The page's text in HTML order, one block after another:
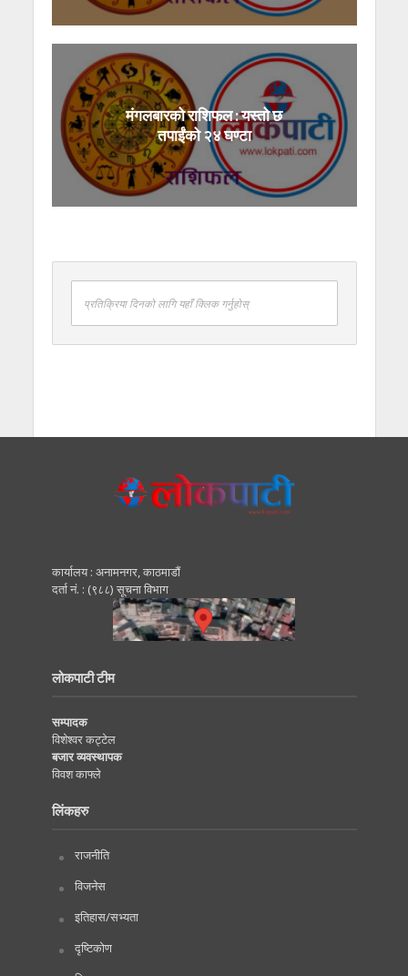
मंगलबारको राशिफल : यस्तो छ
तपाईंको २४ घण्टा
प्रतिक्रिया दिनको लागि यहाँ क्लिक गर्नुहोस्
कार्यालय : अनामनगर, काठमाडाैं
दर्ता नं. : (९८८) सूचना विभाग
लोकपाटी टीम
सम्पादक
विशेश्वर कट्टेल
बजार व्यवस्थापक
विवश काफ्ले
लिंकहरु
राजनीति
विजनेस
इतिहास/सभ्यता
दृष्टिकोण